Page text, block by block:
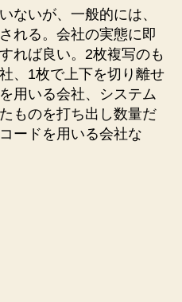
ないが、一般的には、
れる。会社の実態に即
れば良い。2枚複写のも
、1枚で上下を切り離せ
用いる会社、システム
ものを打ち出し数量だ
ードを用いる会社な